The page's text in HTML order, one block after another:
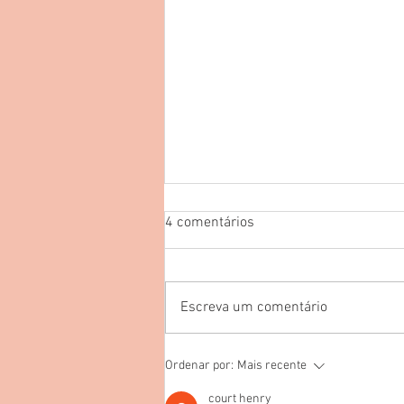
10 filmes para o Dia dos Pais
formas de viver a paternidade
4 comentários
Escreva um comentário
Ordenar por: Mais recente
court henry